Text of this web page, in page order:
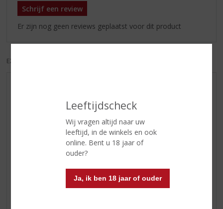
Leeftijdscheck
Wij vragen altijd naar uw
leeftijd, in de winkels en ook
online. Bent u 18 jaar of
ouder?
Ja, ik ben 18 jaar of ouder
Schrijf een review
Er zijn nog geen reviews geplaatst voor dit product
EXCL. BTW
WIJN VAN DE MAAND
WHISKY VAN DE MAAND
RUM VAN DE MAAND
BIER VAN DE MAAND
EXCLUSIEF TOPSLIJTER